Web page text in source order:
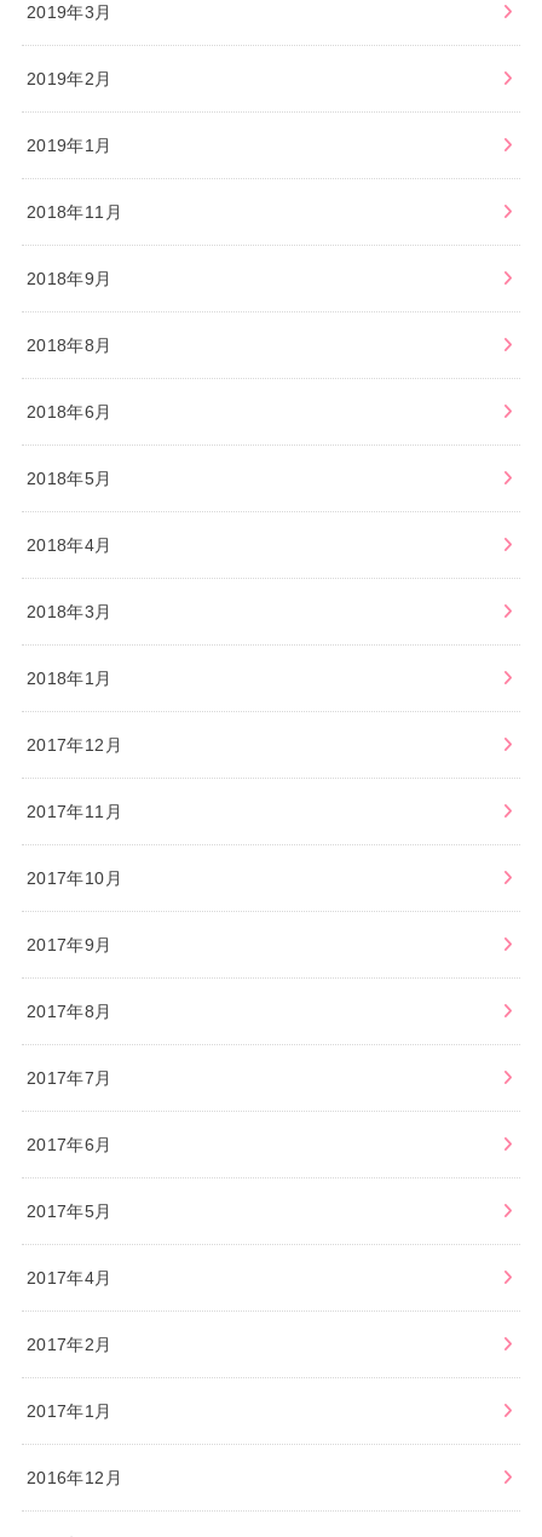
2019年3月
2019年2月
2019年1月
2018年11月
2018年9月
2018年8月
2018年6月
2018年5月
2018年4月
2018年3月
2018年1月
2017年12月
2017年11月
2017年10月
2017年9月
2017年8月
2017年7月
2017年6月
2017年5月
2017年4月
2017年2月
2017年1月
2016年12月